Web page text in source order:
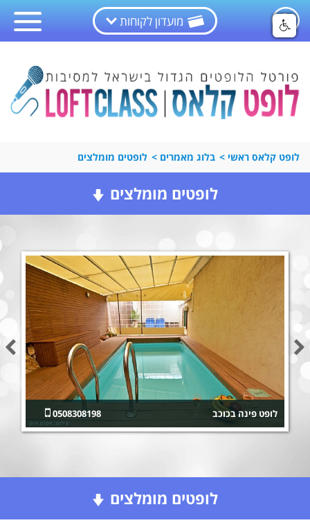
מועדון לקוחות
לופט קלאס ראשי > בלוג מאמרים > לופטים מומלצים
לופטים מומלצים
0508308198 לופט פינה בכוכב
לופטים מומלצים